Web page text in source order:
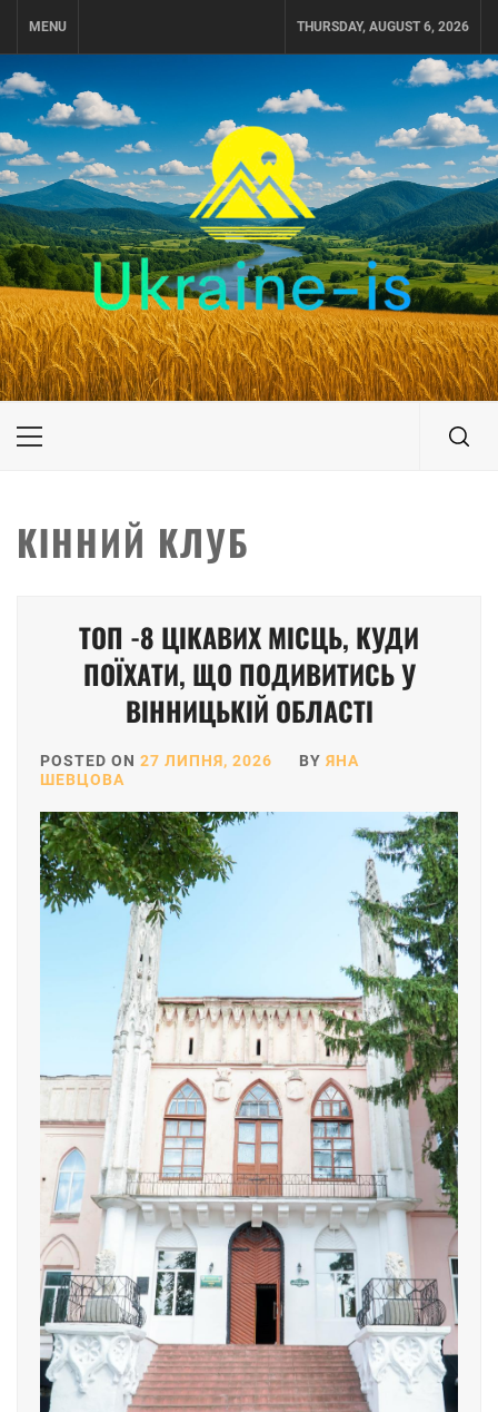
MENU THURSDAY, AUGUST 6, 2026
UKRAINE-IS
ПОДОРОЖI ПО УКРАЇНІ
Primary
КІННИЙ КЛУБ
ТОП -8 ЦІКАВИХ МІСЦЬ, КУДИ
ПОЇХАТИ, ЩО ПОДИВИТИСЬ У
ВІННИЦЬКІЙ ОБЛАСТІ
POSTED ON 27 ЛИПНЯ, 2026 BY ЯНА
ШЕВЦОВА